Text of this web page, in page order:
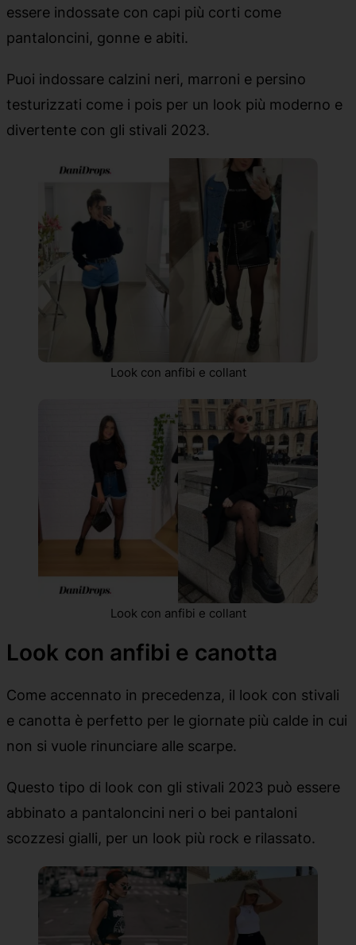
essere indossate con capi più corti come
pantaloncini, gonne e abiti.
Puoi indossare calzini neri, marroni e persino
testurizzati come i pois per un look più moderno e
divertente con gli stivali 2023.
Look con anfibi e collant
Look con anfibi e collant
Look con anfibi e canotta
Come accennato in precedenza, il look con stivali
e canotta è perfetto per le giornate più calde in cui
non si vuole rinunciare alle scarpe.
Questo tipo di look con gli stivali 2023 può essere
abbinato a pantaloncini neri o bei pantaloni
scozzesi gialli, per un look più rock e rilassato.